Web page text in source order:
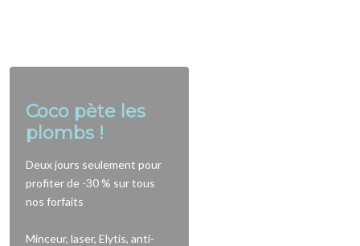
Coco pète les
plombs !
Deux jours seulement pour
profiter de -30 % sur tous
nos forfaits
Minceur, laser, Elytis, anti-